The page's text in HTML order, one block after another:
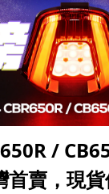
/
首賣，現